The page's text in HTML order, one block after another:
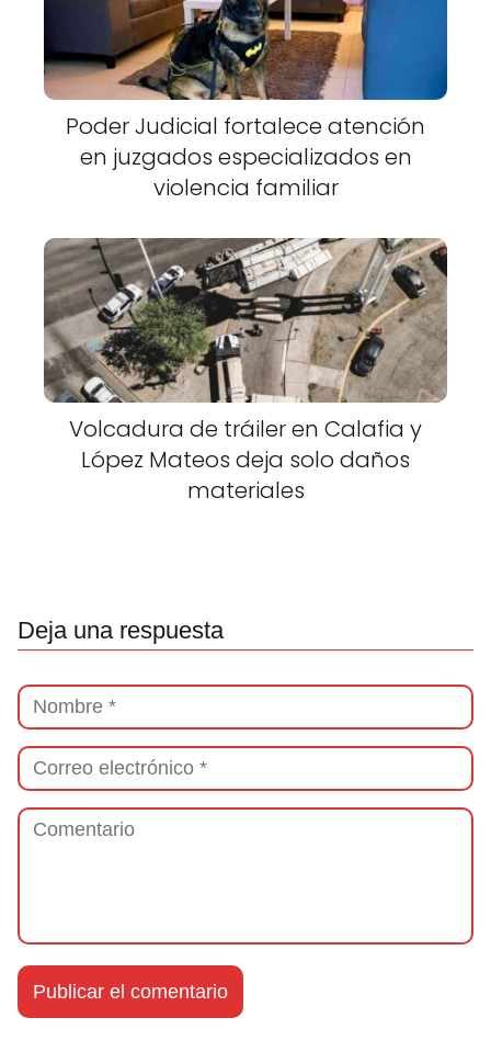
Poder Judicial fortalece atención
en juzgados especializados en
violencia familiar
Volcadura de tráiler en Calafia y
López Mateos deja solo daños
materiales
Deja una respuesta